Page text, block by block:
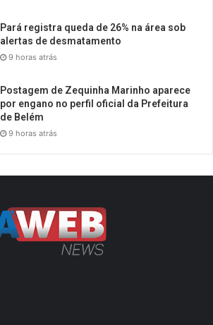
Pará registra queda de 26% na área sob
alertas de desmatamento
9 horas atrás
Postagem de Zequinha Marinho aparece
por engano no perfil oficial da Prefeitura
de Belém
9 horas atrás